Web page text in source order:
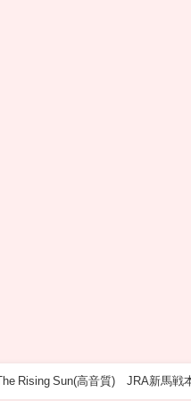
The Rising Sun(高音質) JRA新馬戦